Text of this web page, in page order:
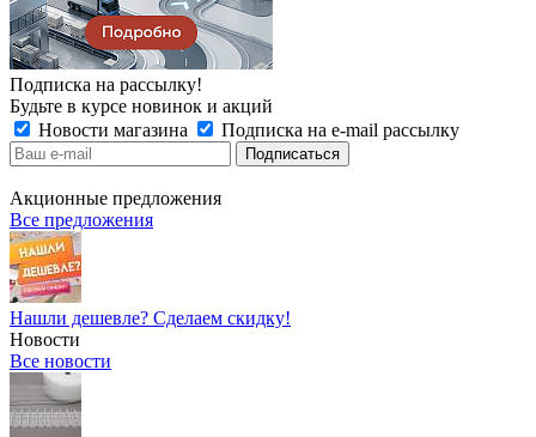
Подписка на рассылку!
Будьте в курсе новинок и акций
Новости магазина
Подписка на e-mail рассылку
Акционные предложения
Все предложения
Нашли дешевле? Сделаем скидку!
Новости
Все новости